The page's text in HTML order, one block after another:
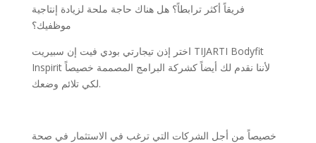
فريقاً أكثر ترابطاً؟ هل هناك حاجة ملحة لزيادة إنتاجية
موظفيك؟
اختر إذن تيجارتي بودي فيت إن سبيريت TIJARTI Bodyfit
Inspirit لأننا نقدم لك أيضاً كشركة البرامج المصممة خصيصاً
لكي تلائم وضعك.
خصيصاً من أجل الشركات التي ترغب في الاستثمار في صحة